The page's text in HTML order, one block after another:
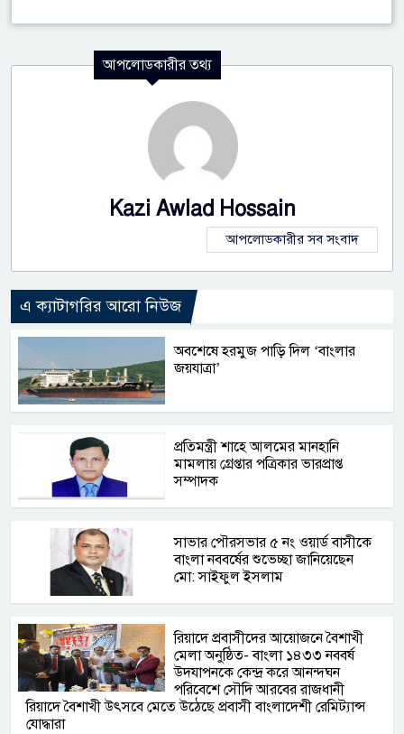
আপলোডকারীর তথ্য
Kazi Awlad Hossain
আপলোডকারীর সব সংবাদ
এ ক্যাটাগরির আরো নিউজ
অবশেষে হরমুজ পাড়ি দিল ‘বাংলার
জয়যাত্রা’
প্রতিমন্ত্রী শাহে আলমের মানহানি
মামলায় গ্রেপ্তার পত্রিকার ভারপ্রাপ্ত
সম্পাদক
সাভার পৌরসভার ৫ নং ওয়ার্ড বাসীকে
বাংলা নববর্ষের শুভেচ্ছা জানিয়েছেন
মো: সাইফুল ইসলাম
রিয়াদে প্রবাসীদের আয়োজনে বৈশাখী
মেলা অনুষ্ঠিত- বাংলা ১৪৩৩ নববর্ষ
উদযাপনকে কেন্দ্র করে আনন্দঘন
পরিবেশে সৌদি আরবের রাজধানী
রিয়াদে বৈশাখী উৎসবে মেতে উঠেছে প্রবাসী বাংলাদেশী রেমিট্যান্স
যোদ্ধারা